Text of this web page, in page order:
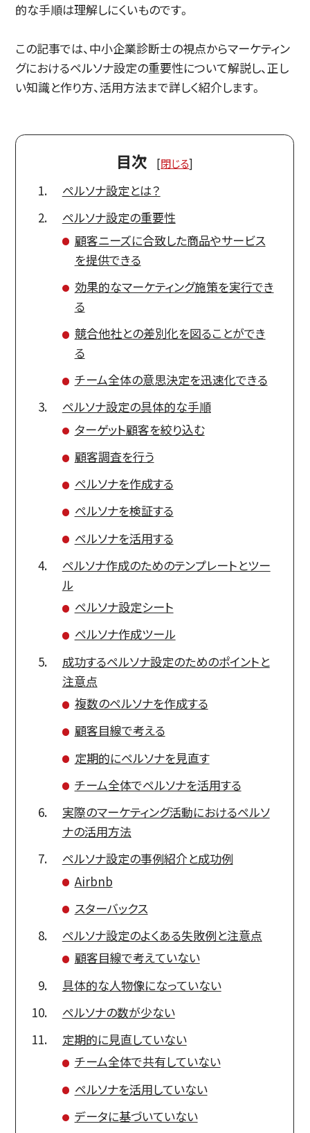
的な手順は理解しにくいものです。
この記事では、中小企業診断士の視点からマーケティン
グにおけるペルソナ設定の重要性について解説し、正し
い知識と作り方、活用方法まで詳しく紹介します。
目次 [閉じる]
ペルソナ設定とは？
ペルソナ設定の重要性
顧客ニーズに合致した商品やサービス
を提供できる
効果的なマーケティング施策を実行でき
る
競合他社との差別化を図ることができ
る
チーム全体の意思決定を迅速化できる
ペルソナ設定の具体的な手順
ターゲット顧客を絞り込む
顧客調査を行う
ペルソナを作成する
ペルソナを検証する
ペルソナを活用する
ペルソナ作成のためのテンプレートとツー
ル
ペルソナ設定シート
ペルソナ作成ツール
成功するペルソナ設定のためのポイントと
注意点
複数のペルソナを作成する
顧客目線で考える
定期的にペルソナを見直す
チーム全体でペルソナを活用する
実際のマーケティング活動におけるペルソ
ナの活用方法
ペルソナ設定の事例紹介と成功例
Airbnb
スターバックス
ペルソナ設定のよくある失敗例と注意点
顧客目線で考えていない
具体的な人物像になっていない
ペルソナの数が少ない
定期的に見直していない
チーム全体で共有していない
ペルソナを活用していない
データに基づいていない